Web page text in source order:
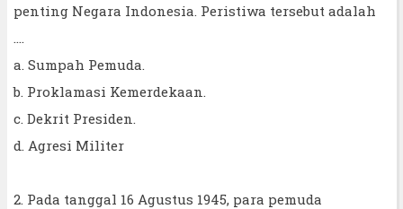
penting Negara Indonesia. Peristiwa tersebut adalah
a. Sumpah Pemuda.
b. Proklamasi Kemerdekaan.
c. Dekrit Presiden.
d. Agresi Militer
2. Pada tanggal 16 Agustus 1945, para pemuda